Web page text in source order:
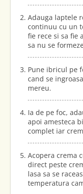
Adauga laptele
continuu cu un
fie rece si sa fie
sa nu se
Pune ibricul pe
cand se
mereu.
Ia de pe foc,
apoi amesteca
complet iar
Acopera crema
direct peste
lasa sa se
temperatura